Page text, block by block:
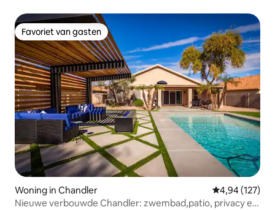
Favoriet van gasten
Favoriet van gasten
Woning in Chandler Gemiddelde
4,94 (127)
Nieuwe verbouwde Chandler: zwembad,patio, privacy en